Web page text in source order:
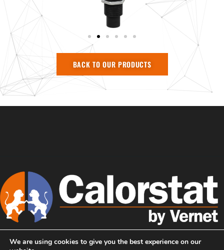
BACK TO OUR PRODUCTS
We are using cookies to give you the best experience on our